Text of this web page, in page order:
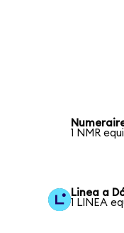
1 NMR
Linea a
1 LINEA